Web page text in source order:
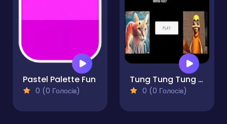
Pastel Palette Fun
0 (0 Голосів)
Tung Tung Tung Sahur Who Is?
0 (0 Голосів)